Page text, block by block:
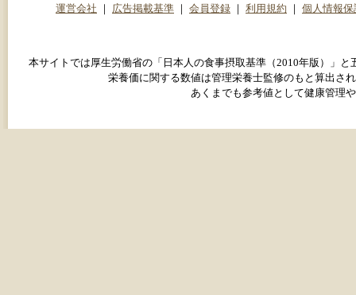
運営会社 広告掲載基準 会員登録 利用規約 個人情報保
本サイトでは厚生労働省の「日本人の食事摂取基準（2010年版）」
栄養価に関する数値は管理栄養士監修のもと算出さ
あくまでも参考値として健康管理